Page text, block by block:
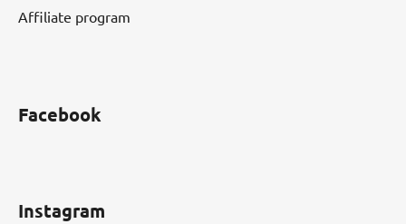
Affiliate program
Facebook
Instagram